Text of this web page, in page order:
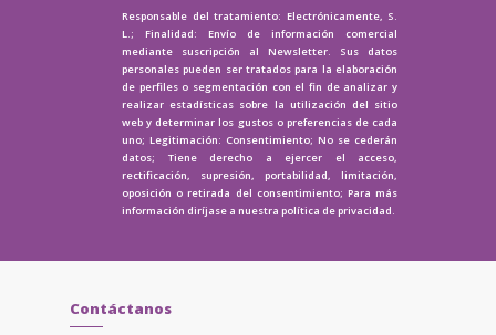
Responsable del tratamiento: Electrónicamente, S.
L.; Finalidad: Envío de información comercial
mediante suscripción al Newsletter. Sus datos
personales pueden ser tratados para la elaboración
de perfiles o segmentación con el fin de analizar y
realizar estadísticas sobre la utilización del sitio
web y determinar los gustos o preferencias de cada
uno; Legitimación: Consentimiento; No se cederán
datos; Tiene derecho a ejercer el acceso,
rectificación, supresión, portabilidad, limitación,
oposición o retirada del consentimiento; Para más
información diríjase a nuestra política de privacidad.
Contáctanos